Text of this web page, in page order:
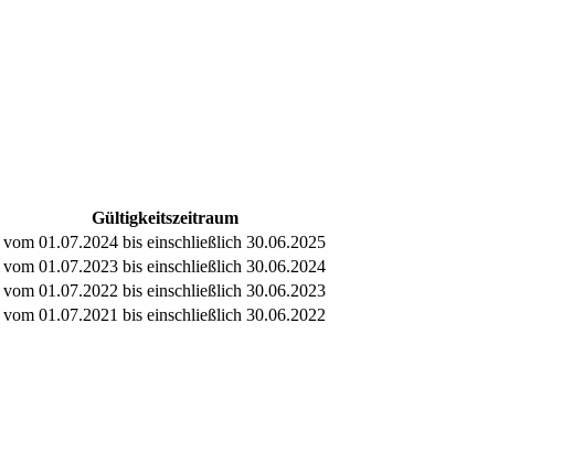
Gültigkeitszeitraum
vom 01.07.2024 bis einschließlich 30.06.2025
vom 01.07.2023 bis einschließlich 30.06.2024
vom 01.07.2022 bis einschließlich 30.06.2023
vom 01.07.2021 bis einschließlich 30.06.2022